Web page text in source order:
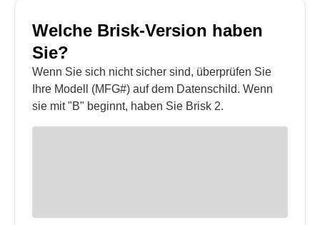
Welche Brisk-Version haben
Sie?
Wenn Sie sich nicht sicher sind, überprüfen Sie
Ihre Modell (MFG#) auf dem Datenschild. Wenn
sie mit "B" beginnt, haben Sie Brisk 2.